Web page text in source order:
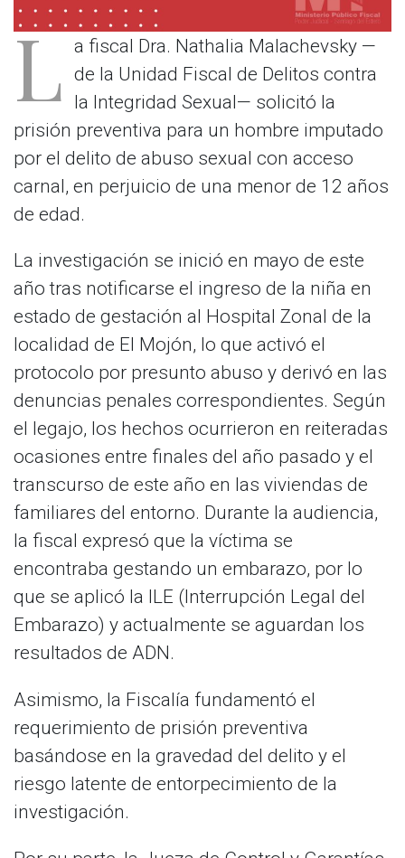
L a fiscal Dra. Nathalia Malachevsky —
de la Unidad Fiscal de Delitos contra
la Integridad Sexual— solicitó la
prisión preventiva para un hombre imputado
por el delito de abuso sexual con acceso
carnal, en perjuicio de una menor de 12 años
de edad.
La investigación se inició en mayo de este
año tras notificarse el ingreso de la niña en
estado de gestación al Hospital Zonal de la
localidad de El Mojón, lo que activó el
protocolo por presunto abuso y derivó en las
denuncias penales correspondientes. Según
el legajo, los hechos ocurrieron en reiteradas
ocasiones entre finales del año pasado y el
transcurso de este año en las viviendas de
familiares del entorno. Durante la audiencia,
la fiscal expresó que la víctima se
encontraba gestando un embarazo, por lo
que se aplicó la ILE (Interrupción Legal del
Embarazo) y actualmente se aguardan los
resultados de ADN.
Asimismo, la Fiscalía fundamentó el
requerimiento de prisión preventiva
basándose en la gravedad del delito y el
riesgo latente de entorpecimiento de la
investigación.